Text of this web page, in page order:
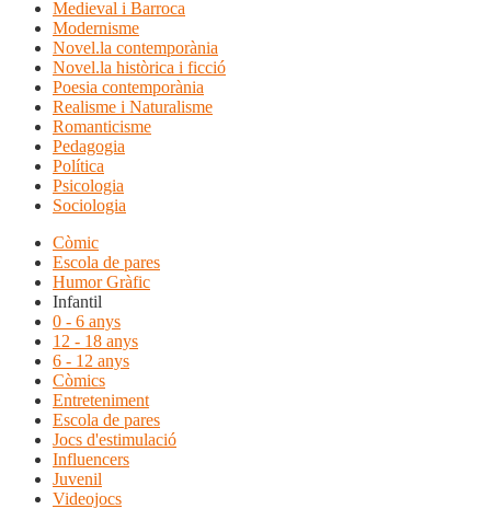
Medieval i Barroca
Modernisme
Novel.la contemporània
Novel.la històrica i ficció
Poesia contemporània
Realisme i Naturalisme
Romanticisme
Pedagogia
Política
Psicologia
Sociologia
Còmic
Escola de pares
Humor Gràfic
Infantil
0 - 6 anys
12 - 18 anys
6 - 12 anys
Còmics
Entreteniment
Escola de pares
Jocs d'estimulació
Influencers
Juvenil
Videojocs